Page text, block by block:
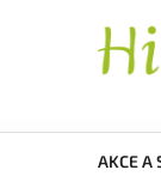
AKCE A